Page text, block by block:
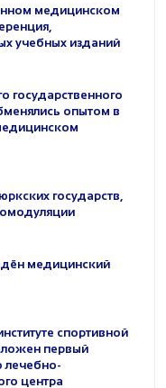
медицинском
учебных изданий
государственного
опытом в
государств,
медицинский
спортивной
первый
лечебно-
центра